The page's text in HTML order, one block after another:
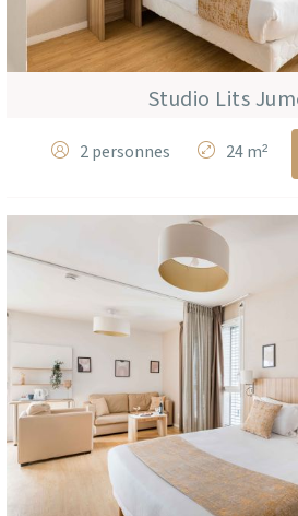
Studio Lits
2 personnes 24 m²